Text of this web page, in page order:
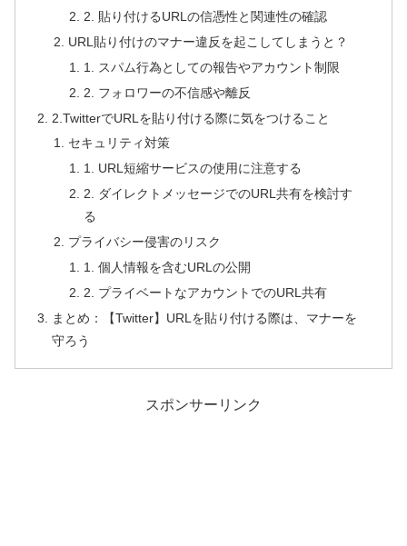
2. 貼り付けるURLの信憑性と関連性の確認
URL貼り付けのマナー違反を起こしてしまうと？
1. スパム行為としての報告やアカウント制限
2. フォロワーの不信感や離反
2.TwitterでURLを貼り付ける際に気をつけること
セキュリティ対策
1. URL短縮サービスの使用に注意する
2. ダイレクトメッセージでのURL共有を検討す
る
プライバシー侵害のリスク
1. 個人情報を含むURLの公開
2. プライベートなアカウントでのURL共有
まとめ：【Twitter】URLを貼り付ける際は、マナーを
守ろう
スポンサーリンク